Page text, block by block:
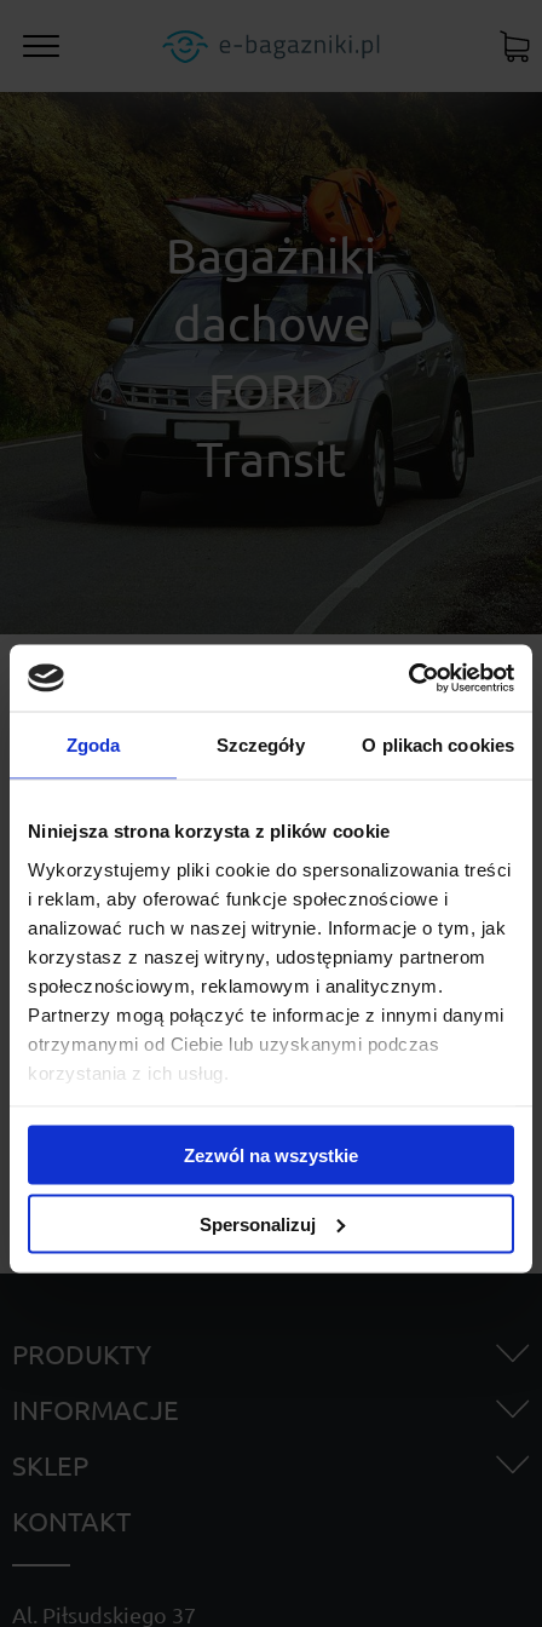
Zgoda Szczegóły O plikach cookies
Niniejsza strona korzysta z plików cookie
Wykorzystujemy pliki cookie do spersonalizowania treści
i reklam, aby oferować funkcje społecznościowe i
analizować ruch w naszej witrynie. Informacje o tym, jak
korzystasz z naszej witryny, udostępniamy partnerom
społecznościowym, reklamowym i analitycznym.
Partnerzy mogą połączyć te informacje z innymi danymi
otrzymanymi od Ciebie lub uzyskanymi podczas
korzystania z ich usług.
Zezwól na wszystkie
Spersonalizuj
Bagażniki
dachowe
FORD
Transit
Do jakiego auta potrzebujesz bagażnik?
Wariant modelu:
Szukaj
PRODUKTY
INFORMACJE
SKLEP
KONTAKT
Al. Piłsudskiego 37